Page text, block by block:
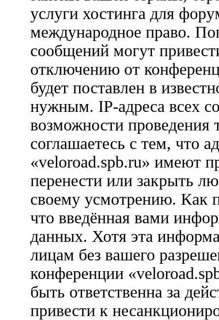
услуги хостинга для
международное право.
сообщений могут
отключению от
будет поставлен в
нужным. IP-адреса всех
возможности
соглашаетесь с тем, что
«veloroad.spb.ru» имеют
перенести или закрыть
своему усмотрению. Как
что введённая вами
данных. Хотя эта
лицам без вашего
конференции
быть ответственна за
привести к